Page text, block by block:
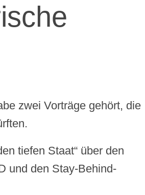
zwei Vorträge gehört, die
tiefen Staat“ über den
und den Stay-Behind-